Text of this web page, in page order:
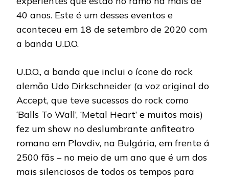
40 anos. Este é um desses eventos e
aconteceu em 18 de setembro de 2020 com
a banda U.D.O.
U.D.O., a banda que inclui o ícone do rock
alemão Udo Dirkschneider (a voz original do
Accept, que teve sucessos do rock como
‘Balls To Wall’, ‘Metal Heart’ e muitos mais)
fez um show no deslumbrante anfiteatro
romano em Plovdiv, na Bulgária, em frente á
2500 fãs – no meio de um ano que é um dos
mais silenciosos de todos os tempos para